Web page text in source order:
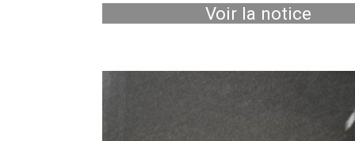
Voir la notice